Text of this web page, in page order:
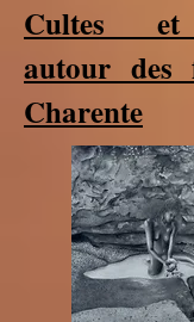
Cultes et
autour des
Charente